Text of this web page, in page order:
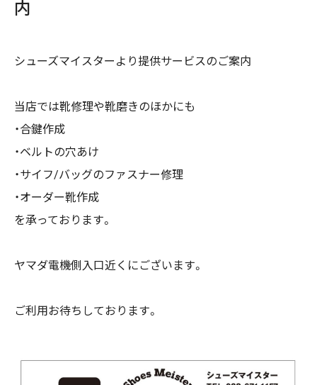
内
シューズマイスターより提供サービスのご案内
当店では靴修理や靴磨きのほかにも
・合鍵作成
・ベルトの穴あけ
・サイフ/バッグのファスナー修理
・オーダー靴作成
を承っております。
ヤマダ電機側入口近くにございます。
ご利用お待ちしております。